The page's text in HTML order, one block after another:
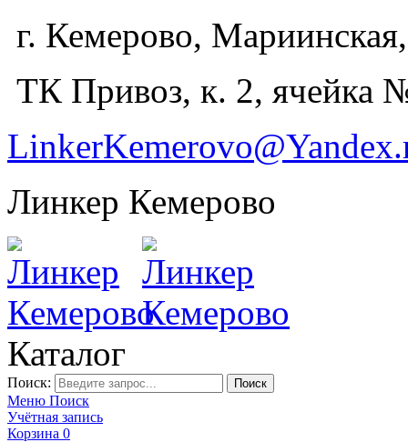
г. Кемерово,
ТК Привоз, к. 2, ячейка
Линкер Кемерово
Каталог
Поиск: Поиск
Меню Поиск
Учётная запись
Корзина 0